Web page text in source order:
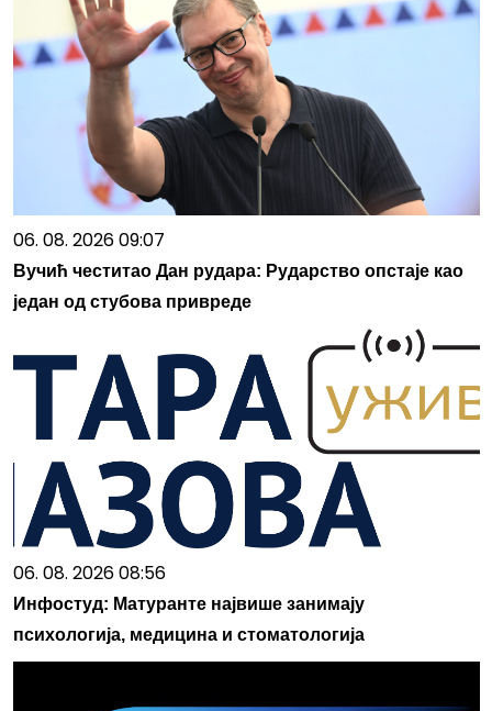
06. 08. 2026 09:07
Вучић честитао Дан рудара: Рударство опстаје као
један од стубова привреде
06. 08. 2026 08:56
Инфостуд: Матуранте највише занимају
психологија, медицина и стоматологија